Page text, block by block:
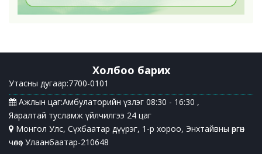
Холбоо барих
Утасны дугаар:7700-0101
Ажлын цаг:Амбулаторийн үзлэг 08:30 - 16:30 ,
Яаралтай тусламж үйлчилгээ 24 цаг
Монгол Улс, Сүхбаатар дүүрэг, 1-р хороо, Энхтайвны өргөн
чөлөө , Улаанбаатар-210648